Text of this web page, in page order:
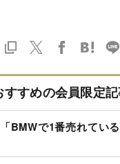
すすめの会員限定
BMWで1番売れてい